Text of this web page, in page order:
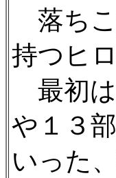
落ちこ
持つヒ
最初は
や１３
いった